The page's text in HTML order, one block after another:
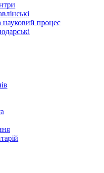
науковий процес